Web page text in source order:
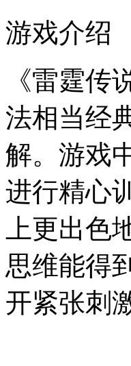
游戏介绍
《雷霆
法相当经
解。游戏
进行精心
上更出
思维能得
开紧张刺